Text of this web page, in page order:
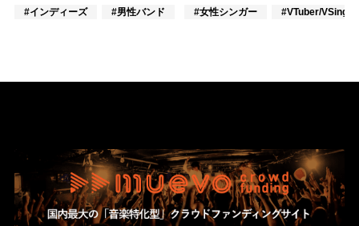
#インディーズ
#男性バンド #ポップス
#女性シンガー
#VTuber/VSinger